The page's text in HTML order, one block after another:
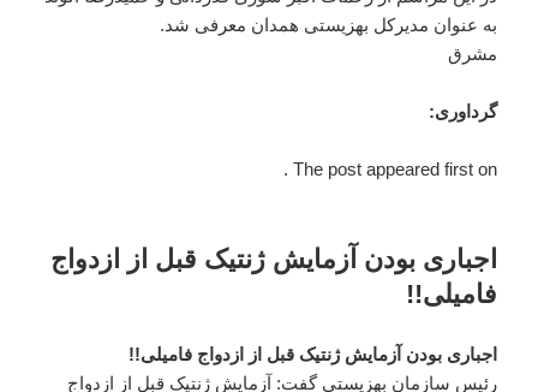
به عنوان مدیرکل بهزیستی همدان معرفی شد.
مشرق
گرداوری:
The post appeared first on .
اجباری بودن آزمایش ژنتیک قبل از ازدواج
فامیلی!!
اجباری بودن آزمایش ژنتیک قبل از ازدواج فامیلی!!
رئیس سازمان بهزیستی گفت: آزمایش ژنتیک قبل از ازدواج